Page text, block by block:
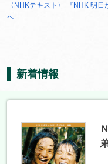
〈NHKテキスト〉 『NHK 明
へ
新着情報